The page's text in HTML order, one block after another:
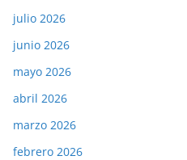
julio 2026
junio 2026
mayo 2026
abril 2026
marzo 2026
febrero 2026